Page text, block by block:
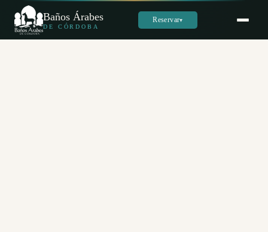
Baños Árabes
DE CÓRDOBA
Reservar▾